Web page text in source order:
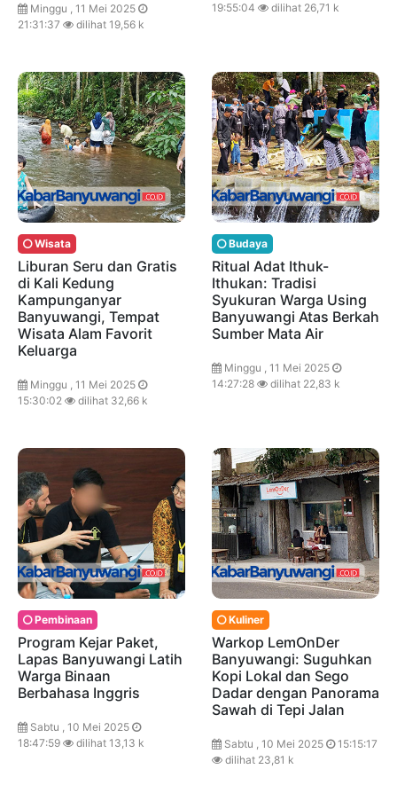
Minggu , 11 Mei 2025
21:31:37
dilihat 19,56 k
19:55:04
dilihat 26,71 k
Wisata
Liburan Seru dan Gratis
di Kali Kedung
Kampunganyar
Banyuwangi, Tempat
Wisata Alam Favorit
Keluarga
Minggu , 11 Mei 2025
15:30:02
dilihat 32,66 k
Budaya
Ritual Adat Ithuk-
Ithukan: Tradisi
Syukuran Warga Using
Banyuwangi Atas Berkah
Sumber Mata Air
Minggu , 11 Mei 2025
14:27:28
dilihat 22,83 k
Pembinaan
Program Kejar Paket,
Lapas Banyuwangi Latih
Warga Binaan
Berbahasa Inggris
Sabtu , 10 Mei 2025
18:47:59
dilihat 13,13 k
Kuliner
Warkop LemOnDer
Banyuwangi: Suguhkan
Kopi Lokal dan Sego
Dadar dengan Panorama
Sawah di Tepi Jalan
Sabtu , 10 Mei 2025
15:15:17
dilihat 23,81 k